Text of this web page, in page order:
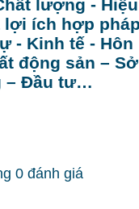
lượng -
lợi ích hợp
- Kinh tế -
động sản –
– Đầu tư…
0 đánh giá